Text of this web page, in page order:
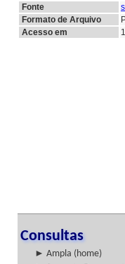
Fonte
Formato de Arquivo
Acesso em
Consultas
► Ampla (home)